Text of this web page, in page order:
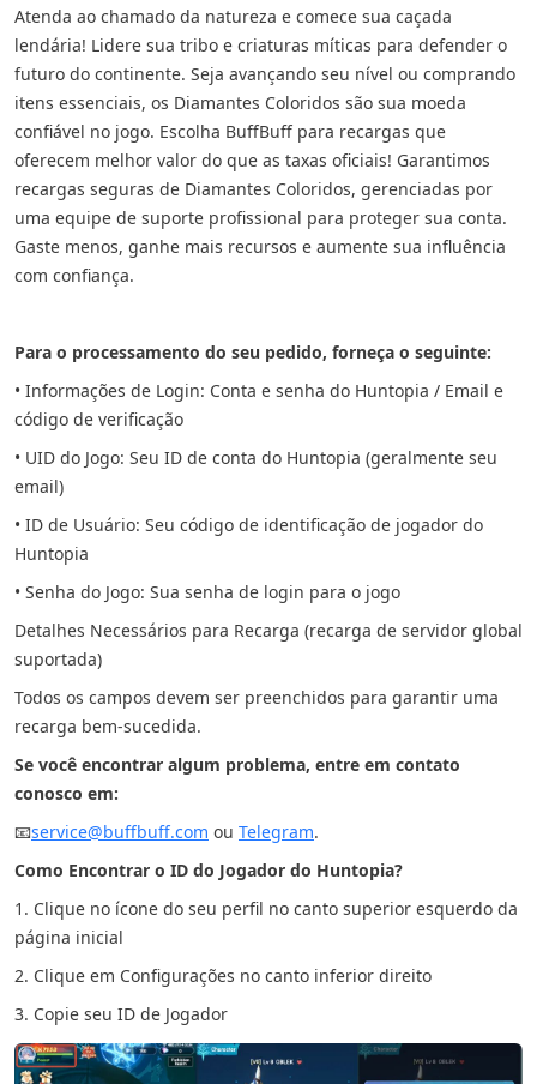
Atenda ao chamado da natureza e comece sua caçada
lendária! Lidere sua tribo e criaturas míticas para defender o
futuro do continente. Seja avançando seu nível ou comprando
itens essenciais, os Diamantes Coloridos são sua moeda
confiável no jogo. Escolha BuffBuff para recargas que
oferecem melhor valor do que as taxas oficiais! Garantimos
recargas seguras de Diamantes Coloridos, gerenciadas por
uma equipe de suporte profissional para proteger sua conta.
Gaste menos, ganhe mais recursos e aumente sua influência
com confiança.
Para o processamento do seu pedido, forneça o seguinte:
• Informações de Login: Conta e senha do Huntopia / Email e
código de verificação
• UID do Jogo: Seu ID de conta do Huntopia (geralmente seu
email)
• ID de Usuário: Seu código de identificação de jogador do
Huntopia
• Senha do Jogo: Sua senha de login para o jogo
Detalhes Necessários para Recarga (recarga de servidor global
suportada)
Todos os campos devem ser preenchidos para garantir uma
recarga bem-sucedida.
Se você encontrar algum problema, entre em contato
conosco em:
📧service@buffbuff.com ou Telegram.
Como Encontrar o ID do Jogador do Huntopia?
1. Clique no ícone do seu perfil no canto superior esquerdo da
página inicial
2. Clique em Configurações no canto inferior direito
3. Copie seu ID de Jogador